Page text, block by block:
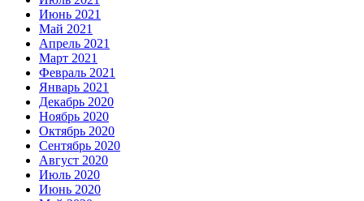
Июнь 2021
Май 2021
Апрель 2021
Март 2021
Февраль 2021
Январь 2021
Декабрь 2020
Ноябрь 2020
Октябрь 2020
Сентябрь 2020
Август 2020
Июль 2020
Июнь 2020